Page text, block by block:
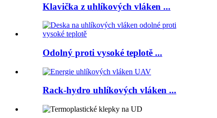
Klavička z uhlíkových vláken ...
Odolný proti vysoké teplotě ...
Rack-hydro uhlíkových vláken ...